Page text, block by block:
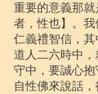
重要的意義那
者，性也】。
仁義禮智信，
道人二六時中
守中，要誠心
自性佛來說話，